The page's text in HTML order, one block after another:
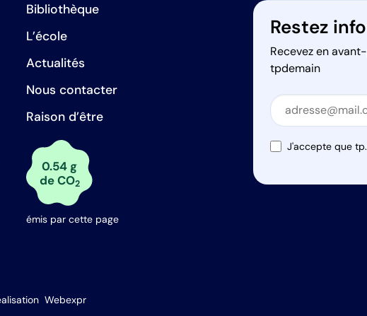
Bibliothèque
L’école
Actualités
Nous contacter
Raison d’être
0.54 g
de CO2
émis par cette page
Restez
Recevez en
tpdemain
Section
Section
J'accepte que
Webexpr